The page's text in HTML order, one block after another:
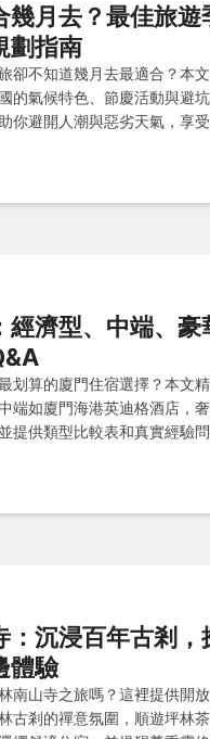
幾月去？最佳旅遊
劃指南
卻不知道幾月去最適合？本
的氣候特色、節慶活動與避
你避開人潮與惡劣天氣，享
經濟型、中端、豪
划算的廈門住宿選擇？本文
端如廈門海港英迪格酒店，
提供類型比較表和真實經驗
：沉浸百年古剎，
體驗
南山寺之旅嗎？這裡提供開
古剎的禪意氛圍，順遊坪林